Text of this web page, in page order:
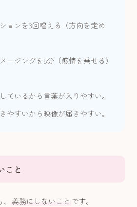
ョンを3回唱える（方向を定め
ージングを5分（感情を乗せる）
ているから言葉が入りやすい。
やすいから映像が届きやすい。
こと
義務にしないこと です。